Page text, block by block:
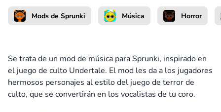
Mods de Sprunki Música Horror
Se trata de un mod de música para Sprunki, inspirado en
el juego de culto Undertale. El mod les da a los jugadores
hermosos personajes al estilo del juego de terror de
culto, que se convertirán en los vocalistas de tu coro.